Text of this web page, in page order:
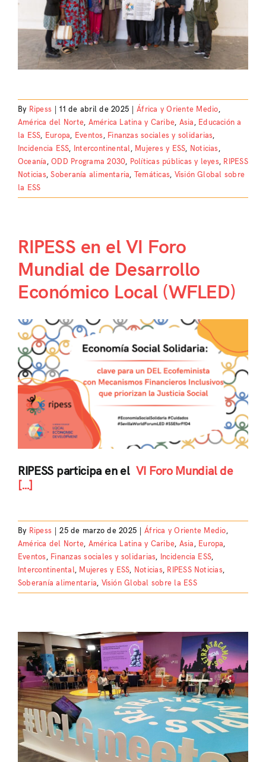
By Ripess 11 de abril de 2025 África y Oriente Medio,
América del Norte, América Latina y Caribe, Asia, Educación a
la ESS, Europa, Eventos, Finanzas sociales y solidarias,
Incidencia ESS, Intercontinental, Mujeres y ESS, Noticias,
Oceanía,ODD Programa 2030, Políticas públicas y leyes, RIPESS
Noticias,Soberanía alimentaria, Temáticas, Visión Global sobre
la ESS
RIPESS en el VI Foro
Mundial de Desarrollo
Económico Local (WFLED)
RIPESS participa en el VI Foro Mundial de
[…]
By Ripess 25 de marzo de 2025 África y Oriente Medio,
América del Norte, América Latina y Caribe, Asia, Europa,
Eventos, Finanzas sociales y solidarias, Incidencia ESS,
Intercontinental, Mujeres y ESS, Noticias, RIPESS Noticias,
Soberanía alimentaria, Visión Global sobre la ESS